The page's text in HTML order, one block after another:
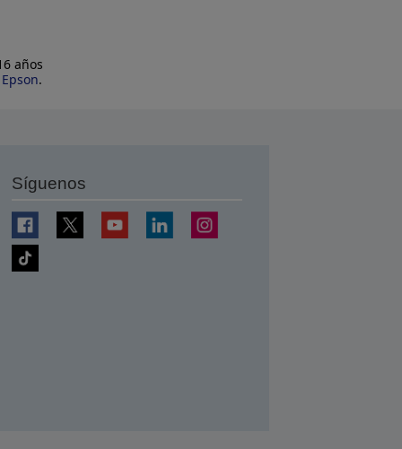
años
.
Síguenos